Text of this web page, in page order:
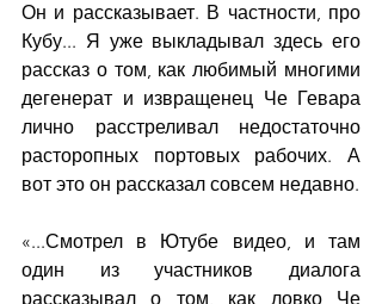
Он и рассказывает. В частности, про
Кубу... Я уже выкладывал здесь его
рассказ о том, как любимый многими
дегенерат и извращенец Че Гевара
лично расстреливал недостаточно
расторопных портовых рабочих. А
вот это он рассказал совсем недавно.
«...Смотрел в Ютубе видео, и там
один из участников диалога
рассказывал о том, как ловко Че